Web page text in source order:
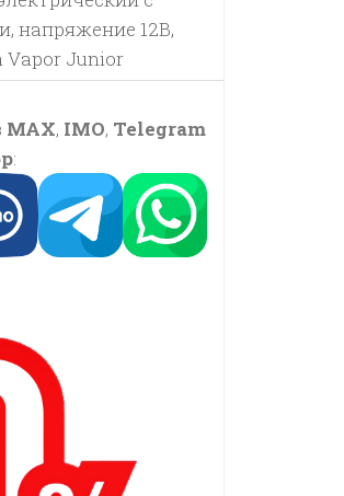
напряжение 12В,
Vapor Junior
MAX, IMO, Telegram
: